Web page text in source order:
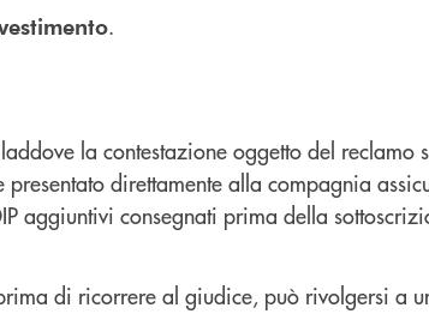
.
la contestazione oggetto del reclamo
direttamente alla compagnia
aggiuntivi consegnati prima della
di ricorrere al giudice, può rivolgersi a